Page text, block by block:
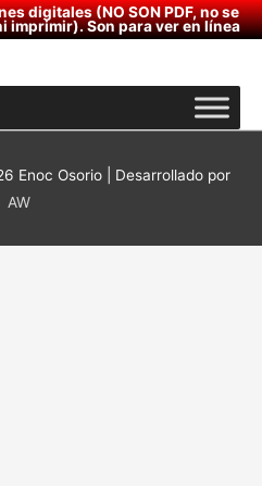
digitales (NO SON PDF, no se
imprimir). Son para ver en línea
Enoc Osorio | Desarrollado por
AW